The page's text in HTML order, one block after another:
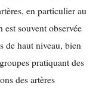
en particulier au
souvent observée
de haut niveau, bien
pratiquant des
des artères